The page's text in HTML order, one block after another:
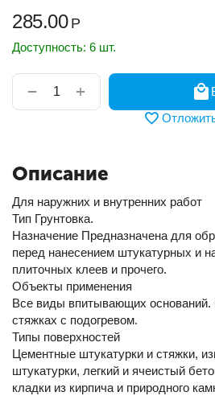
285.00 Р
Доступность: 6 шт.
+
−
Описание
Для наружних и внутренних работ
Тип Грунтовка.
Назначение Предназначена для
перед нанесением штукатурных и
плиточных клеев и прочего.
Объекты применения
Все виды впитывающих
стяжках с подогревом.
Типы поверхностей
Цементные штукатурки и стяжки,
штукатурки, легкий и ячеистый
кладки из кирпича и природного